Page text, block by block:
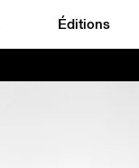
Éditions